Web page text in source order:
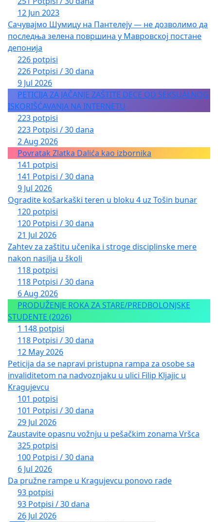
12 Jun 2023
Сачувајмо Шумицу на Пантелеју — не дозволимо да
последња зелена површина у Мавровској постане
депонија
226 potpisi
226 Potpisi / 30 dana
9 Jul 2026
PETICIJA ZA JAČANJE ZAŠTITE DECE OD SEKSUALNOG
ISKORIŠĆAVANJA NA INTERNETU
223 potpisi
223 Potpisi / 30 dana
2 Aug 2026
Povratak Zlatka Dalića kao izbornika
141 potpisi
141 Potpisi / 30 dana
9 Jul 2026
Ogradite košarkaški teren u bloku 4 uz Tošin bunar
120 potpisi
120 Potpisi / 30 dana
21 Jul 2026
Zahtev za zaštitu učenika i stroge disciplinske mere
nakon nasilja u školi
118 potpisi
118 Potpisi / 30 dana
6 Aug 2026
PRODUŽENJE ROKA ZA STARE/PREDBOLONJSKE
STUDENTE (2026)
1 148 potpisi
118 Potpisi / 30 dana
12 May 2026
Peticija da se napravi pristupna rampa za osobe sa
invaliditetom na nadvoznjaku u ulici Filip Kljajic u
Kragujevcu
101 potpisi
101 Potpisi / 30 dana
29 Jul 2026
Zaustavite opasnu vožnju u pešačkim zonama Vršca
325 potpisi
100 Potpisi / 30 dana
6 Jul 2026
Da pružne rampe u Kragujevcu ponovo rade
93 potpisi
93 Potpisi / 30 dana
26 Jul 2026